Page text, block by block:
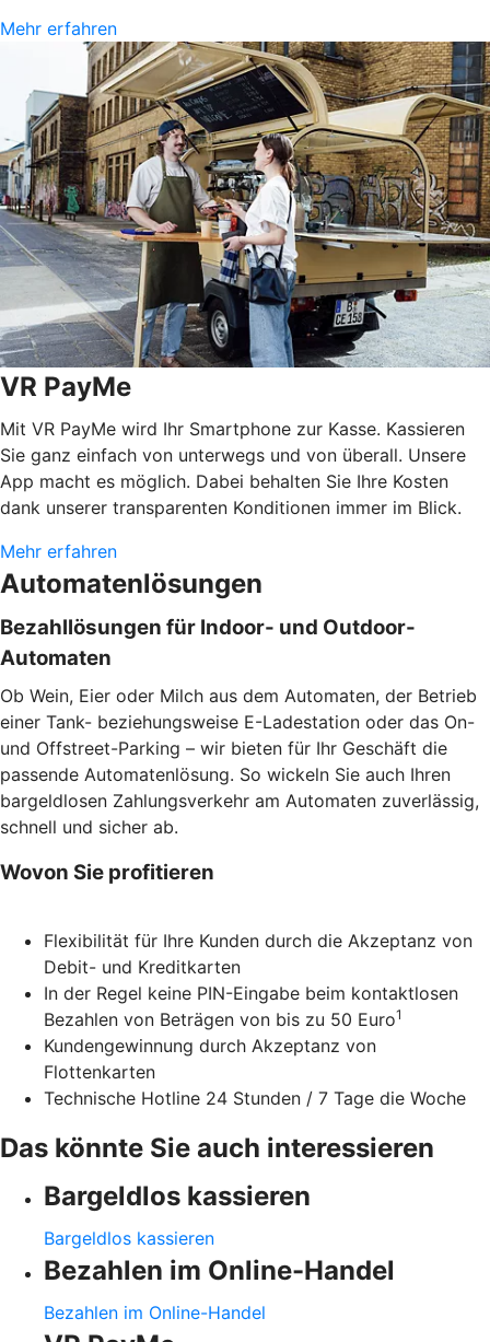
Mehr erfahren
VR PayMe
Mit VR PayMe wird Ihr Smartphone zur Kasse. Kassieren
Sie ganz einfach von unterwegs und von überall. Unsere
App macht es möglich. Dabei behalten Sie Ihre Kosten
dank unserer transparenten Konditionen immer im Blick.
Mehr erfahren
Automatenlösungen
Bezahllösungen für Indoor- und Outdoor-
Automaten
Ob Wein, Eier oder Milch aus dem Automaten, der Betrieb
einer Tank- beziehungsweise E-Ladestation oder das On-
und Offstreet-Parking – wir bieten für Ihr Geschäft die
passende Automatenlösung. So wickeln Sie auch Ihren
bargeldlosen Zahlungsverkehr am Automaten zuverlässig,
schnell und sicher ab.
Wovon Sie profitieren
Flexibilität für Ihre Kunden durch die Akzeptanz von
Debit- und Kreditkarten
In der Regel keine PIN-Eingabe beim kontaktlosen
Bezahlen von Beträgen von bis zu 50 Euro1
Kundengewinnung durch Akzeptanz von
Flottenkarten
Technische Hotline 24 Stunden / 7 Tage die Woche
Das könnte Sie auch interessieren
Bargeldlos kassieren
Bargeldlos kassieren
Bezahlen im Online-Handel
Bezahlen im Online-Handel